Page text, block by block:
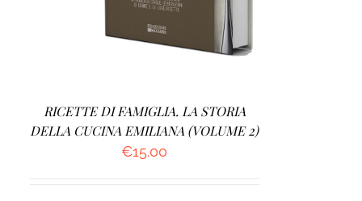
RICETTE DI FAMIGLIA. LA STORIA
DELLA CUCINA EMILIANA (VOLUME 2)
€15.00